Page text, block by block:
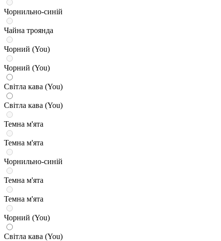
Чорнильно-синій
Чайна троянда
Чорний (You)
Чорний (You)
Світла кава (You)
Світла кава (You)
Темна м'ята
Темна м'ята
Чорнильно-синій
Темна м'ята
Темна м'ята
Чорний (You)
Світла кава (You)